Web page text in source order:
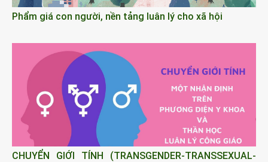
Phẩm giá con người, nền tảng luân lý cho xã hội
CHUYỂN GIỚI TÍNH (TRANSGENDER-TRANSSEXUAL-